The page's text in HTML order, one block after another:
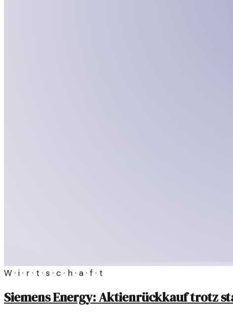
W · i · r · t · s · c · h · a · f · t
Siemens Energy: Aktienrückkauf trotz